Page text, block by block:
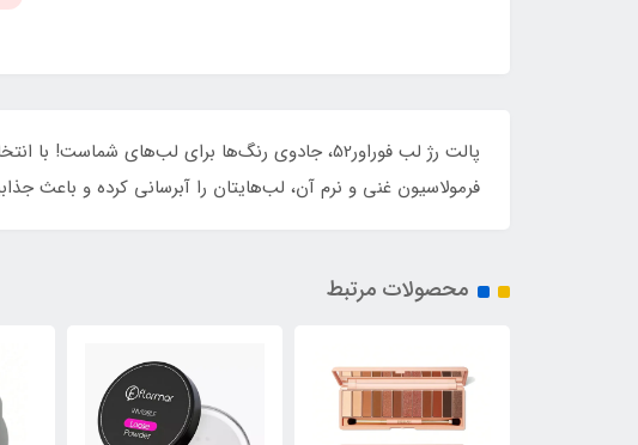
پالت رژ لب فوراور52، جادوی رنگ‌ها برای
فرمولاسیون غنی و نرم آن، لب‌هایتان را آبرسانی کرده و باعث جذابیت بیشتر
محصولات مرتبط